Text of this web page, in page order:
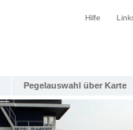
Hilfe
Pegelauswahl über Karte